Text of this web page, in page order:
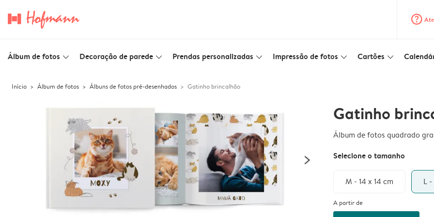
question_mark_circle
Álbum de fotos slim_arrow_down Decoração de parede slim_arrow_down Prendas personalizadas slim_arrow_down Impressão de fotos slim_arrow_down Cartões slim_arrow_down
Início Álbum de fotos Álbuns de fotos pré-desenhados Gatinho brincalhão
Gatinho
Álbum de fotos quadrado
Selecione o tamanho
M - 14 x 14 cm L -
A partir de